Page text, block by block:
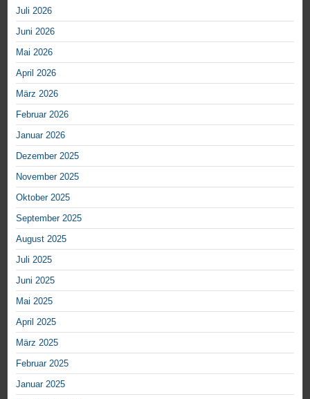
Juli 2026
Juni 2026
Mai 2026
April 2026
März 2026
Februar 2026
Januar 2026
Dezember 2025
November 2025
Oktober 2025
September 2025
August 2025
Juli 2025
Juni 2025
Mai 2025
April 2025
März 2025
Februar 2025
Januar 2025